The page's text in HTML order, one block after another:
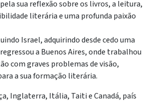
sua reflexão sobre os livros, a leitura,
literária e uma profunda paixão
Israel, adquirindo desde cedo uma
a Buenos Aires, onde trabalhou
com graves problemas de visão,
a sua formação literária.
Inglaterra, Itália, Taiti e Canadá, país